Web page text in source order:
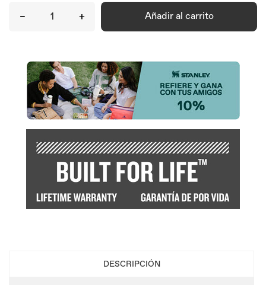
– + Añadir al carrito
DESCRIPCIÓN